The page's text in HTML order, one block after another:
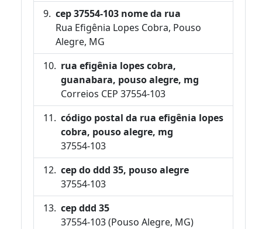
cep 37554-103 nome da rua
Rua Efigênia Lopes Cobra, Pouso
Alegre, MG
rua efigênia lopes cobra,
guanabara, pouso alegre, mg
Correios CEP 37554-103
código postal da rua efigênia lopes
cobra, pouso alegre, mg
37554-103
cep do ddd 35, pouso alegre
37554-103
cep ddd 35
37554-103 (Pouso Alegre, MG)